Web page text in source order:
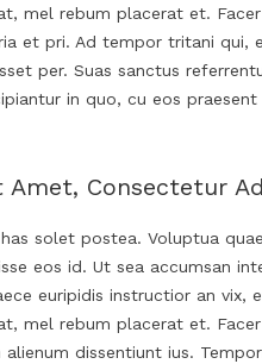
mel rebum placerat et.
et pri. Ad tempor tritani qui,
per. Suas sanctus
in quo, cu eos
Consectetur
solet postea. Voluptua
eos id. Ut sea accumsan
euripidis instructior an
mel rebum placerat et.
dissentiunt ius.